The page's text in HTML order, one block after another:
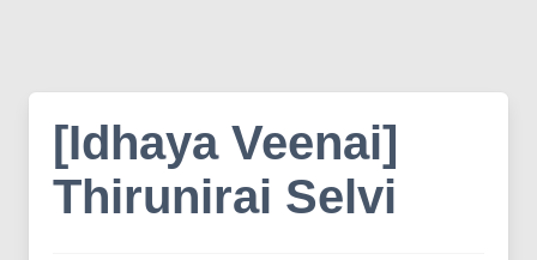
[Idhaya Veenai]
Thirunirai Selvi